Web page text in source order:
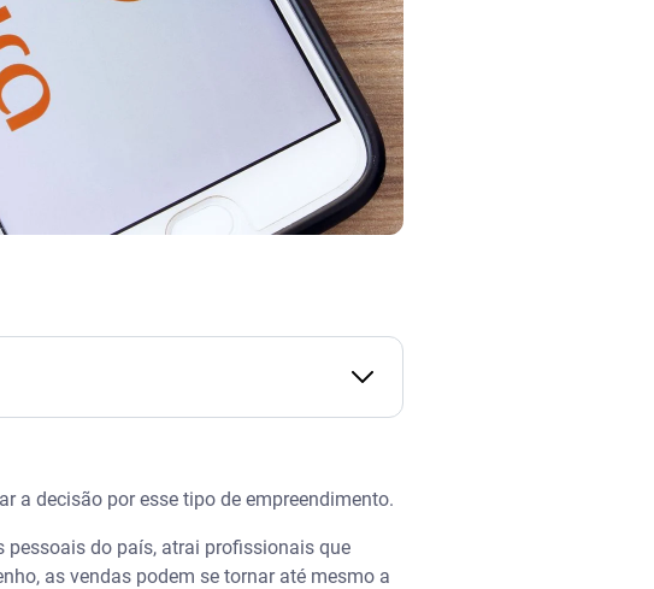
a decisão por esse tipo de empreendimento.
do país, atrai profissionais que
as vendas podem se tornar até mesmo a